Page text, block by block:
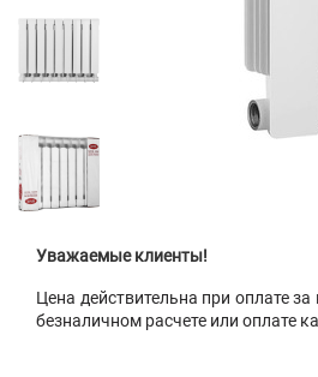
Уважаемые клиенты!
Цена действительна при оплате
безналичном расчете или оплате